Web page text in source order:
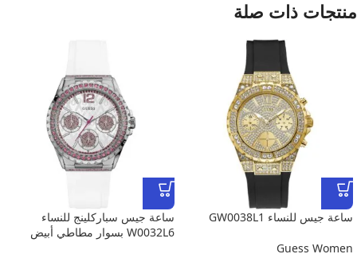
منتجات ذات صلة
ساعة جيس للنساء GW0038L1
Guess Women
ساعة جيس سباركلينج للنساء
W0032L6 بسوار مطاطي أبيض